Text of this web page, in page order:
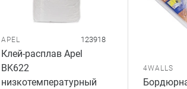
APEL 123918
Клей-расплав Apel
BK622
низкотемпературный
4WALLS